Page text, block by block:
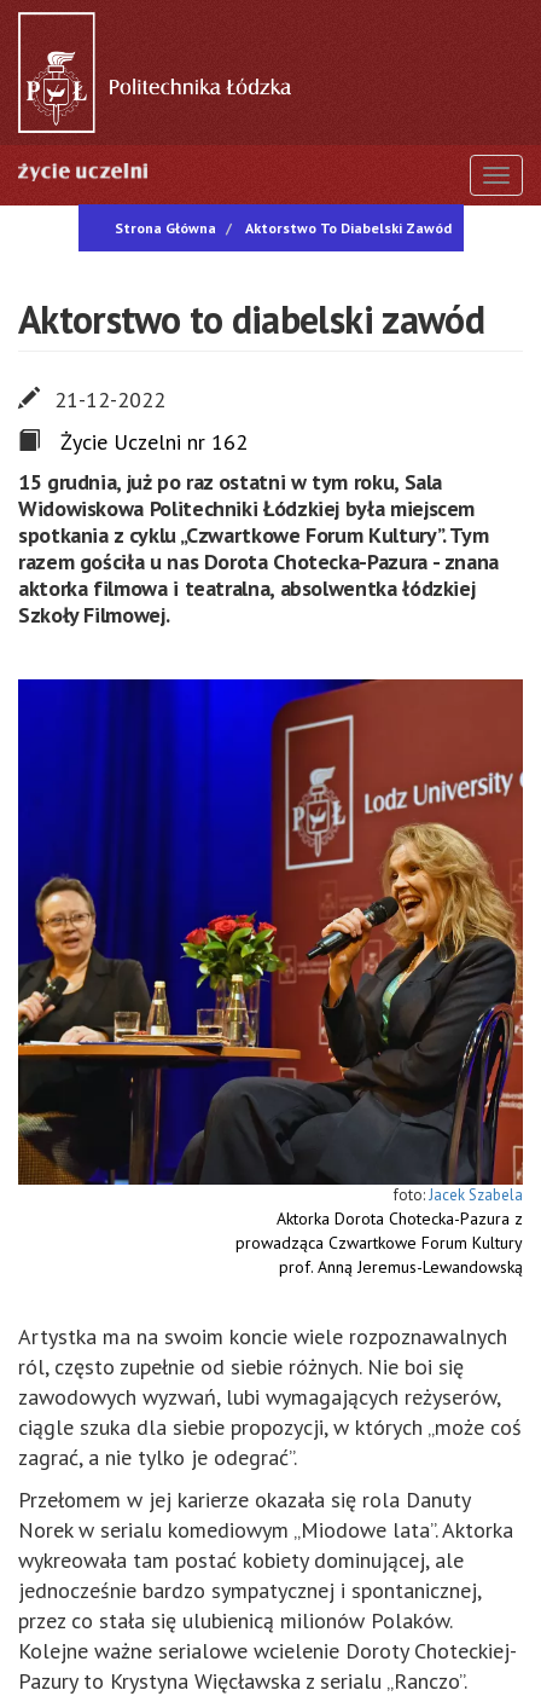
Przejdź
treści
Strona Główna Aktorstwo To Diabelski Zawód
Aktorstwo to diabelski zawód
21-12-2022
Życie Uczelni nr 162
15 grudnia, już po raz ostatni w tym roku, Sala
Widowiskowa Politechniki Łódzkiej była miejscem
spotkania z cyklu „Czwartkowe Forum Kultury”. Tym
razem gościła u nas Dorota Chotecka-Pazura - znana
aktorka filmowa i teatralna, absolwentka łódzkiej
Szkoły Filmowej.
Jacek Szabela
Aktorka Dorota Chotecka-Pazura z
prowadząca Czwartkowe Forum Kultury
prof. Anną Jeremus-Lewandowską
Artystka ma na swoim koncie wiele rozpoznawalnych
ról, często zupełnie od siebie różnych. Nie boi się
zawodowych wyzwań, lubi wymagających reżyserów,
ciągle szuka dla siebie propozycji, w których „może coś
zagrać, a nie tylko je odegrać”.
Przełomem w jej karierze okazała się rola Danuty
Norek w serialu komediowym „Miodowe lata”. Aktorka
wykreowała tam postać kobiety dominującej, ale
jednocześnie bardzo sympatycznej i spontanicznej,
przez co stała się ulubienicą milionów Polaków.
Kolejne ważne serialowe wcielenie Doroty Choteckiej-
Pazury to Krystyna Więcławska z serialu „Ranczo”.